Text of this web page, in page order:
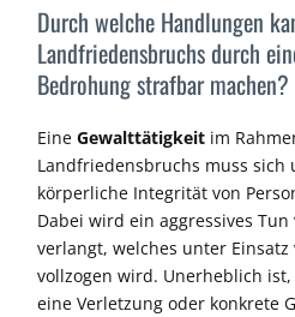
Durch welche Handlungen
Landfriedensbruchs durch
Bedrohung strafbar machen?
EineGewalttätigkeit im
Landfriedensbruchs muss
körperliche Integrität von
Dabei wird ein aggressives
verlangt, welches unter
vollzogen wird. Unerheblich ist
eine Verletzung oder konkrete